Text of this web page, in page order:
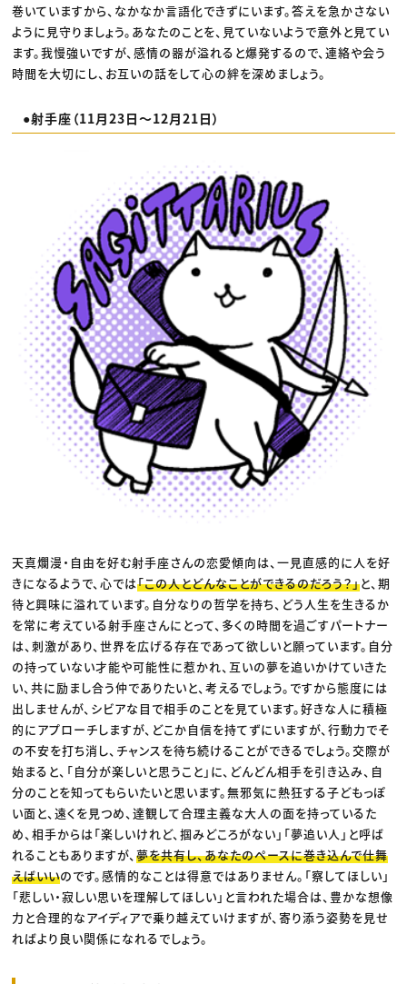
巻いていますから、なかなか言語化できずにいます。答えを急かさない
ように見守りましょう。あなたのことを、見ていないようで意外と見てい
ます。我慢強いですが、感情の器が溢れると爆発するので、連絡や会う
時間を大切にし、お互いの話をして心の絆を深めましょう。
●射手座（11月23日〜12月21日）
天真爛漫・自由を好む射手座さんの恋愛傾向は、一見直感的に人を好
きになるようで、心では「この人とどんなことができるのだろう？」と、期
待と興味に溢れています。自分なりの哲学を持ち、どう人生を生きるか
を常に考えている射手座さんにとって、多くの時間を過ごすパートナー
は、刺激があり、世界を広げる存在であって欲しいと願っています。自分
の持っていない才能や可能性に惹かれ、互いの夢を追いかけていきた
い、共に励まし合う仲でありたいと、考えるでしょう。ですから態度には
出しませんが、シビアな目で相手のことを見ています。好きな人に積極
的にアプローチしますが、どこか自信を持てずにいますが、行動力でそ
の不安を打ち消し、チャンスを待ち続けることができるでしょう。交際が
始まると、「自分が楽しいと思うこと」に、どんどん相手を引き込み、自
分のことを知ってもらいたいと思います。無邪気に熱狂する子どもっぽ
い面と、遠くを見つめ、達観して合理主義な大人の面を持っているた
め、相手からは「楽しいけれど、掴みどころがない」「夢追い人」と呼ば
れることもありますが、夢を共有し、あなたのペースに巻き込んで仕舞
えばいいのです。感情的なことは得意ではありません。「察してほしい」
「悲しい・寂しい思いを理解してほしい」と言われた場合は、豊かな想像
力と合理的なアイディアで乗り越えていけますが、寄り添う姿勢を見せ
ればより良い関係になれるでしょう。